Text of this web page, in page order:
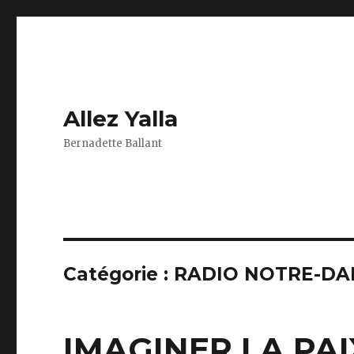
Allez Yalla
Bernadette Ballant
Catégorie : RADIO NOTRE-